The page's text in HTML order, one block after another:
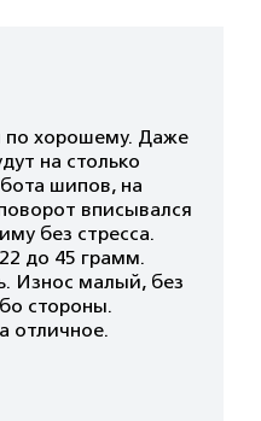
по хорошему. Даже
на столько
шипов, на
вписывался
без стресса.
до 45 грамм.
Износ малый, без
стороны.
отличное.